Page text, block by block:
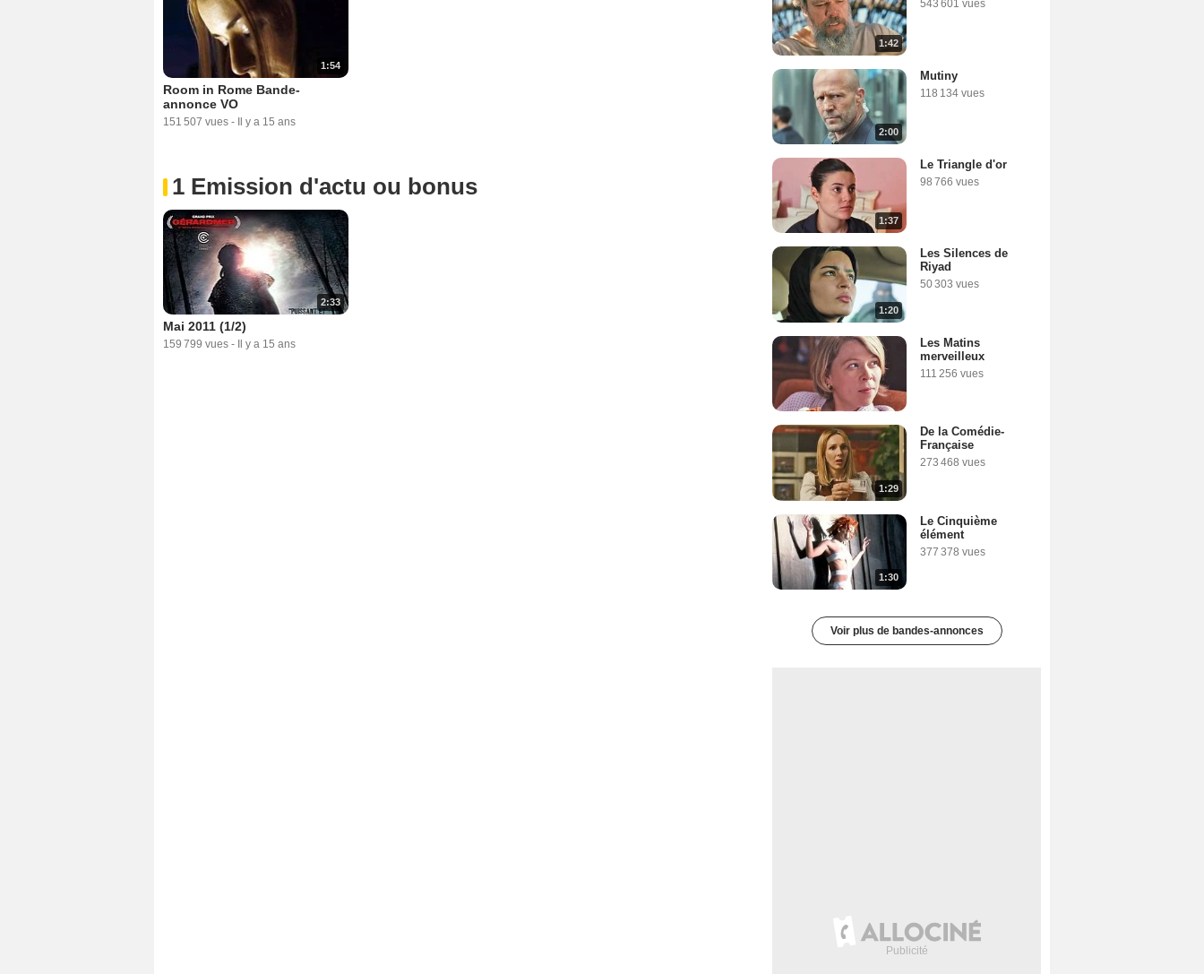
1:54
Room in Rome Bande-
annonce VO
151 507 vues - Il y a 15 ans
1 Emission d'actu ou bonus
2:33
Mai 2011 (1/2)
159 799 vues - Il y a 15 ans
1:42
543 601 vues
2:00
Mutiny
118 134 vues
1:37
Le Triangle d'or
98 766 vues
1:20
Les Silences de
Riyad
50 303 vues
Les Matins
merveilleux
111 256 vues
1:29
De la Comédie-
Française
273 468 vues
1:30
Le Cinquième
élément
377 378 vues
Voir plus de bandes-annonces